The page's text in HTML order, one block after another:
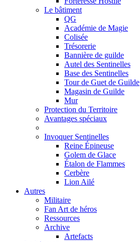
Le bâtiment
QG
Académie de Magie
Colisée
Trésorerie
Bannière de guilde
Autel des Sentinelles
Base des Sentinelles
Tour de Guet de Guilde
Magasin de Guilde
Mur
Protection du Territoire
Avantages spéciaux
Invoquer Sentinelles
Reine Épineuse
Golem de Glace
Étalon de Flammes
Cerbère
Lion Ailé
Autres
Militaire
Fan Art de héros
Ressources
Archive
Artefacts